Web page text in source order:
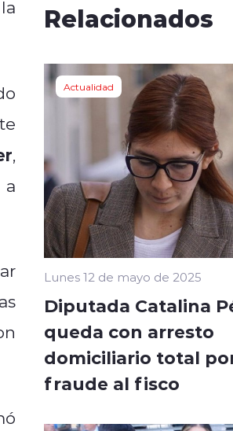
,
Relacionados
Actualidad
Lunes 12 de mayo de 2025
Diputada Catalina
queda con arresto
domiciliario total
fraude al fisco